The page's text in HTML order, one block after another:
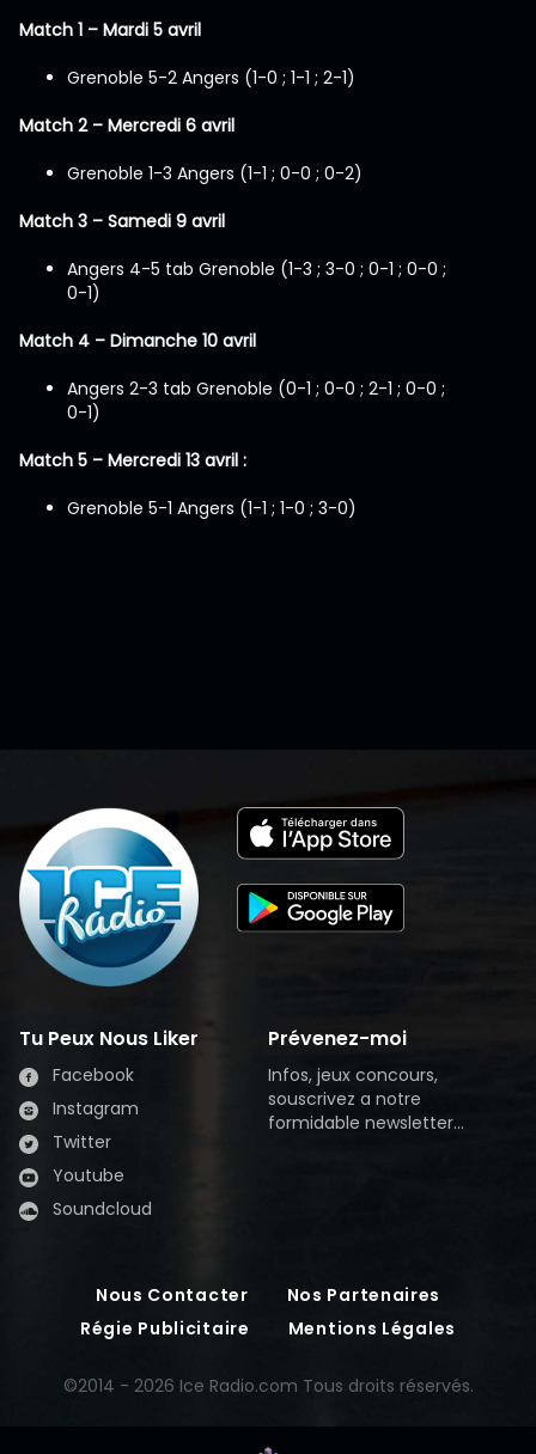
Match 1 – Mardi 5 avril
Grenoble 5-2 Angers (1-0 ; 1-1 ; 2-1)
Match 2 – Mercredi 6 avril
Grenoble 1-3 Angers (1-1 ; 0-0 ; 0-2)
Match 3 – Samedi 9 avril
Angers 4-5 tab Grenoble (1-3 ; 3-0 ; 0-1 ; 0-0 ;
0-1)
Match 4 – Dimanche 10 avril
Angers 2-3 tab Grenoble (0-1 ; 0-0 ; 2-1 ; 0-0 ;
0-1)
Match 5 – Mercredi 13 avril :
Grenoble 5-1 Angers (1-1 ; 1-0 ; 3-0)
Tu Peux Nous Liker
Facebook
Instagram
Twitter
Youtube
Soundcloud
Prévenez-moi
Infos, jeux concours,
souscrivez a notre
formidable newsletter...
Nous Contacter
Nos Partenaires
Régie Publicitaire
Mentions Légales
©2014 - 2026 Ice Radio.com Tous droits réservés.